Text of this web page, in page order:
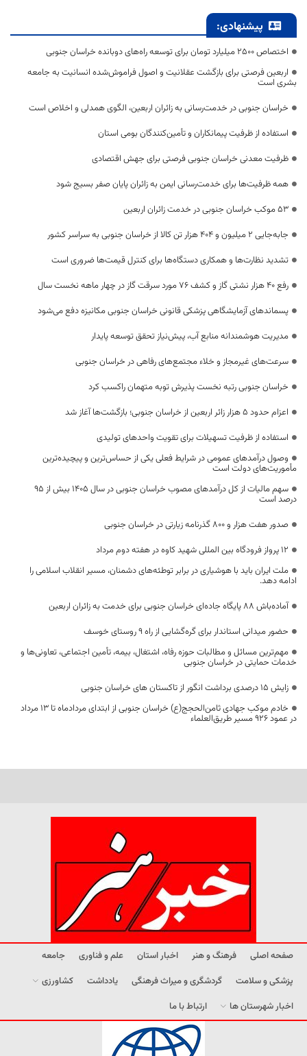
پیشنهادی:
اختصاص 2500 میلیارد تومان برای توسعه راه‌های دوبانده خراسان جنوبی
اربعین فرصتی برای بازگشت عقلانیت و اصول فراموش‌شده انسانیت به جامعه
بشری است
خراسان جنوبی در خدمت‌رسانی به زائران اربعین، الگوی همدلی و اخلاص است
استفاده از ظرفیت پیمانکاران و تأمین‌کنندگان بومی استان
ظرفیت معدنی خراسان جنوبی فرصتی برای جهش اقتصادی
همه ظرفیت‌ها برای خدمت‌رسانی ایمن به زائران پایان صفر بسیج شود
53 موکب خراسان جنوبی در خدمت زائران اربعین
جابه‌جایی 2 میلیون و 404 هزار تن کالا از خراسان جنوبی به سراسر کشور
تشدید نظارت‌ها و همکاری دستگاه‌ها برای کنترل قیمت‌ها ضروری است
رفع 40 هزار نشتی گاز و کشف 76 مورد سرقت گاز در چهار ماهه نخست سال
پسماندهای آزمایشگاهی پزشکی قانونی خراسان جنوبی مکانیزه دفع می‌شود
مدیریت هوشمندانه منابع آب، پیش‌نیاز تحقق توسعه پایدار
سرعت‌های غیرمجاز و خلاء مجتمع‌های رفاهی در خراسان جنوبی
خراسان جنوبی رتبه نخست پذیرش توبه متهمان راکسب کرد
اعزام حدود 5 هزار زائر اربعین از خراسان جنوبی؛ بازگشت‌ها آغاز شد
استفاده از ظرفیت تسهیلات برای تقویت واحدهای تولیدی
وصول درآمدهای عمومی در شرایط فعلی یکی از حساس‌ترین و پیچیده‌ترین
مأموریت‌های دولت است
سهم مالیات از کل درآمدهای مصوب خراسان جنوبی در سال ۱۴۰۵ بیش از ۹۵
درصد است
صدور هفت هزار و ۸۰۰ گذرنامه زیارتی در خراسان جنوبی
۱۲ پرواز فرودگاه بین المللی شهید کاوه در هفته دوم مرداد
ملت ایران باید با هوشیاری در برابر توطئه‌های دشمنان، مسیر انقلاب اسلامی را
ادامه دهد.
آماده‌باش ۸۸ پایگاه جاده‌ای خراسان جنوبی برای خدمت به زائران اربعین
حضور میدانی استاندار برای گره‌گشایی از راه ۹ روستای خوسف
مهم‌ترین مسائل و مطالبات حوزه رفاه، اشتغال، بیمه، تأمین اجتماعی، تعاونی‌ها و
خدمات حمایتی در خراسان جنوبی
زایش ۱۵ درصدی برداشت انگور از تاکستان های خراسان جنوبی
خادم موکب جهادی ثامن‌الحجج(ع) خراسان جنوبی از ابتدای مردادماه تا ۱۳ مرداد
در عمود ۹۲۶ مسیر طریق‌العلماء
صفحه اصلی فرهنگ و هنر اخبار استان علم و فناوری
جامعه
پزشکی و سلامت
گردشگری و میراث فرهنگی یادداشت
کشاورزی
اخبار شهرستان ها
ارتباط با ما